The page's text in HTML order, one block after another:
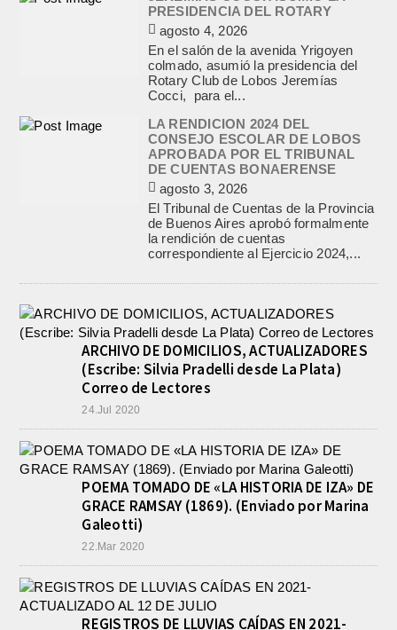
PRESIDENCIA DEL ROTARY
agosto 4, 2026
En el salón de la avenida Yrigoyen
colmado, asumió la presidencia del
Rotary Club de Lobos Jeremías
Cocci, para el...
LA RENDICION 2024 DEL
CONSEJO ESCOLAR DE LOBOS
APROBADA POR EL TRIBUNAL
DE CUENTAS BONAERENSE
agosto 3, 2026
El Tribunal de Cuentas de la Provincia
de Buenos Aires aprobó formalmente
la rendición de cuentas
correspondiente al Ejercicio 2024,...
ARCHIVO DE DOMICILIOS, ACTUALIZADORES
(Escribe: Silvia Pradelli desde La Plata)
Correo de Lectores
24.Jul 2020
POEMA TOMADO DE «LA HISTORIA DE IZA» DE
GRACE RAMSAY (1869). (Enviado por Marina
Galeotti)
22.Mar 2020
REGISTROS DE LLUVIAS CAÍDAS EN 2021-